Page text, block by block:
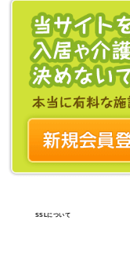
SSLについて